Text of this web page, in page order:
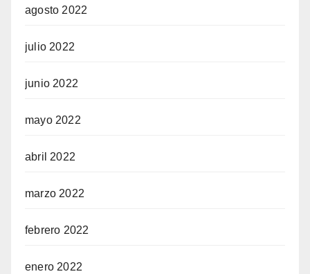
agosto 2022
julio 2022
junio 2022
mayo 2022
abril 2022
marzo 2022
febrero 2022
enero 2022